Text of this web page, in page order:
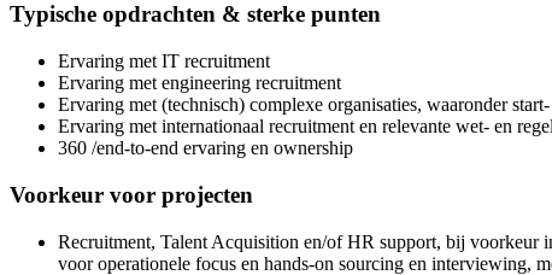
Typische opdrachten & sterke punten
Ervaring met IT recruitment
Ervaring met engineering recruitment
Ervaring met (technisch) complexe organisaties, waaronder
Ervaring met internationaal recruitment en relevante wet- en
360 /end-to-end ervaring en ownership
Voorkeur voor projecten
Recruitment, Talent Acquisition en/of HR support, bij voorkeur
voor operationele focus en hands-on sourcing en interviewing,